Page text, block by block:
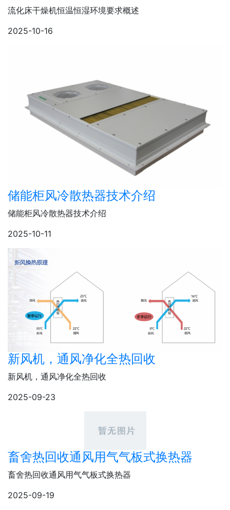
流化床干燥机恒温恒湿环境要求概述
2025-10-16
储能柜风冷散热器技术介绍
储能柜风冷散热器技术介绍
2025-10-11
新风机，通风净化全热回收
新风机，通风净化全热回收
2025-09-23
畜舍热回收通风用气气板式换热器
畜舍热回收通风用气气板式换热器
2025-09-19